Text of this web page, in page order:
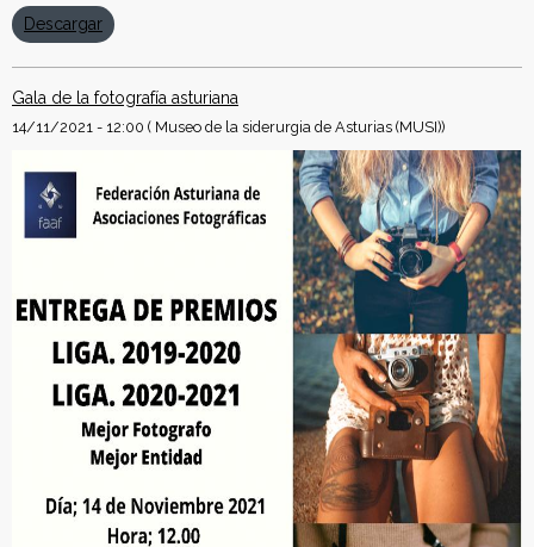
Descargar
Gala de la fotografía asturiana
14/11/2021 - 12:00 ( Museo de la siderurgia de Asturias (MUSI))